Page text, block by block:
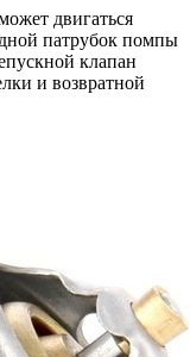
двигаться
патрубок помпы
клапан
и возвратной